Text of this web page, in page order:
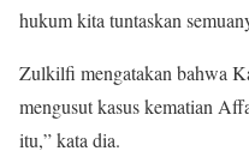
hukum kita tuntaskan
Zulkilfi mengatakan bahwa
mengusut kasus kematian
itu,” kata dia.